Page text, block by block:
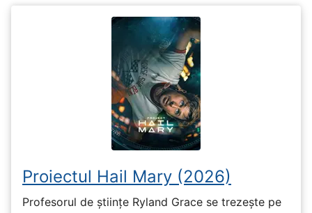
Proiectul Hail Mary (2026)
Profesorul de științe Ryland Grace se trezește pe